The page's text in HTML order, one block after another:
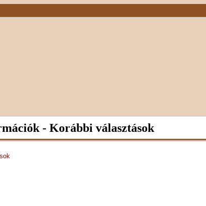
- Korábbi választások